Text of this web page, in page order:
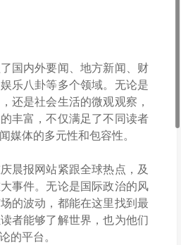
国内外要闻、地方新闻、财
乐八卦等多个领域。无论是
还是社会生活的微观观察，
丰富，不仅满足了不同读者
媒体的多元性和包容性。
晨报网站紧跟全球热点，及
事件。无论是国际政治的风
的波动，都能在这里找到最
者能够了解世界，也为他们
的平台。